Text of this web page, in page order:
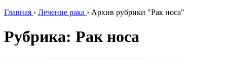
Главная › Лечение рака › Архив рубрики "Рак носа"
Рубрика: Рак носа